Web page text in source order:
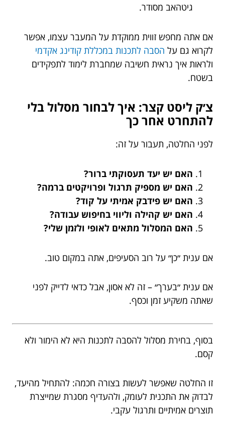
גיטהאב מסודר.
אם אתה מחפש זווית ממוקדת על המעבר עצמו, אפשר
לקרוא גם על הסבה לתכנות במכללת קודינג אקדמי
ולראות איך נראית חשיבה שמחברת לימוד לתפקידים
בשטח.
צ׳ק ליסט קצר: איך לבחור מסלול בלי
להתחרט אחר כך
לפני החלטה, תעבור על זה:
האם יש יעד תעסוקתי ברור?
האם יש מספיק תרגול ופרויקטים ברמה?
האם יש פידבק אמיתי על קוד?
האם יש קהילה וליווי בחיפוש עבודה?
האם המסלול מתאים לאופי ולזמן שלי?
אם ענית ״כן״ על רוב הסעיפים, אתה במקום טוב.
אם ענית ״בערך״ – זה לא אסון, אבל כדאי לדייק לפני
שאתה משקיע זמן וכסף.
בסוף, בחירת מסלול להסבה לתכנות היא לא הימור ולא
קסם.
זו החלטה שאפשר לעשות בצורה חכמה: להתחיל מהיעד,
לבדוק את התכנית לעומק, ולהעדיף מסגרת שמייצרת
תוצרים אמיתיים ותרגול עקבי.